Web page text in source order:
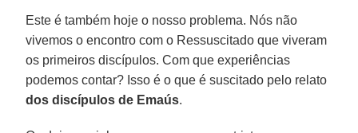
Este é também hoje o nosso problema. Nós não
vivemos o encontro com o Ressuscitado que viveram
os primeiros discípulos. Com que experiências
podemos contar? Isso é o que é suscitado pelo relato
dos discípulos de Emaús.